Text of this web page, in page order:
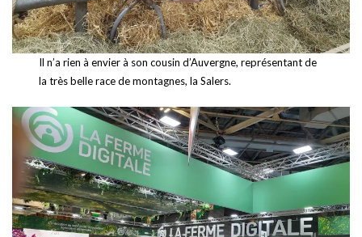
Il n’a rien à envier à son cousin d’Auvergne, représentant de
la très belle race de montagnes, la Salers.